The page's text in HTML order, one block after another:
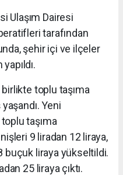
Ulaşım Dairesi
tarafından
şehir içi ve ilçeler
birlikte toplu taşıma
Yeni
taşıma
9 liradan 12 liraya,
buçuk liraya yükseltildi.
25 liraya çıktı.